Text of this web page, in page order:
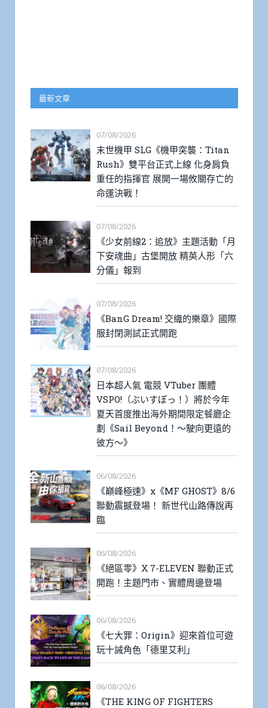
最新文章
07/08/2026
末世機甲 SLG《機甲突襲：Titan
Rush》雙平台正式上線 化身肩負
重任的指揮官 展開一場攸關存亡的
命運決戰！
07/08/2026
《少女前線2：追放》主題活動「月
下安魂曲」古堡開放 精英人形「六
分儀」報到
07/08/2026
《BanG Dream! 交織的樂章》國際
服封閉測試正式開跑
07/08/2026
日本超人氣 電競 VTuber 團體
VSPO!（ぶいすぽっ！）將於今年
夏天首度推出海外期間限定餐廳企
劃《Sail Beyond！～駛向更遠的
彼方～》
06/08/2026
《巔峰極速》x《MF GHOST》8/6
聯動震撼登場！ 新世代山路傳說再
臨
06/08/2026
《絕區零》X 7-ELEVEN 聯動正式
開跑！主題門市、實體周邊登場
06/08/2026
《七大罪：Origin》迎來首位可遊
玩十誡角色「德里艾利」
06/08/2026
《THE KING OF FIGHTERS